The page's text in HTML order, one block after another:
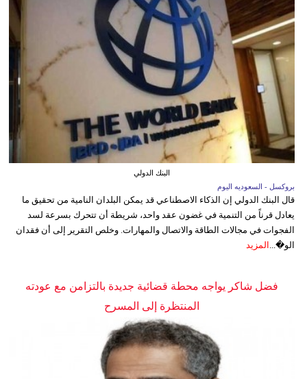
البنك الدولي
بروكسل - السعوديه اليوم
قال البنك الدولي إن الذكاء الاصطناعي قد يمكن البلدان النامية من تحقيق ما
يعادل قرناً من التنمية في غضون عقد واحد، شريطة أن تتحرك بسرعة لسد
الفجوات في مجالات الطاقة والاتصال والمهارات. وخلص التقرير إلى أن فقدان
الو�... المزيد
فضل شاكر يواجه محطة قضائية جديدة بالتزامن مع عودته
المنتظرة إلى المسرح